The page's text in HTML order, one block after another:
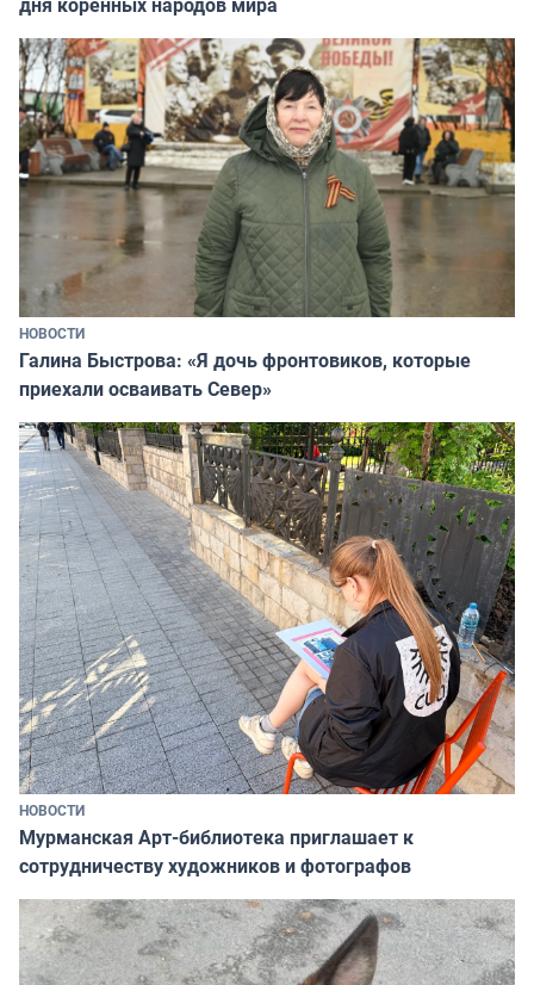
НОВОСТИ
Галина Быстрова: «Я дочь фронтовиков, которые
приехали осваивать Север»
НОВОСТИ
Мурманская Арт-библиотека приглашает к
сотрудничеству художников и фотографов